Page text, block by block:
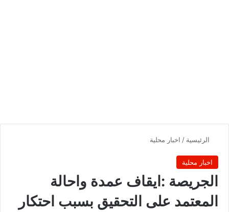
الرئيسية / اخبار محلية
اخبار محلية
الجريصة :ايقاف عمدة واحالة
المعتمد على التحقيق بسبب احتكار